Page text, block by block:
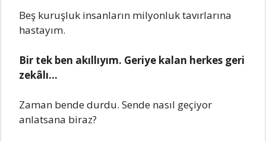
Beş kuruşluk insanların milyonluk tavırlarına
hastayım.
Bir tek ben akıllıyım. Geriye kalan herkes geri
zekâlı…
Zaman bende durdu. Sende nasıl geçiyor
anlatsana biraz?